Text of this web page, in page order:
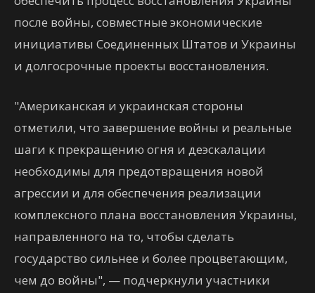
после войны, совместные экономические
инициативы Соединенных Штатов и Украины
и долгосрочные проекты восстановления.
"Американская и украинская стороны
отметили, что завершение войны и реальные
шаги к прекращению огня и деэскалации
необходимы для предотвращения новой
агрессии и для обеспечения реализации
комплексного плана восстановления Украины,
направленного на то, чтобы сделать
государство сильнее и более процветающим,
чем до войны", — подчеркнули участники